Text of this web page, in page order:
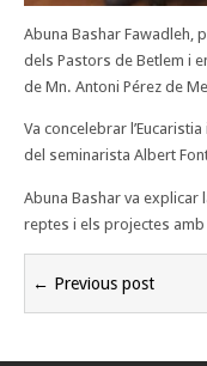
Abuna Bashar Fawadleh,
dels Pastors de Betlem i
de Mn. Antoni Pérez de
Va concelebrar
del seminarista Albert
Abuna Bashar va explicar
reptes i els projectes
← Previous post